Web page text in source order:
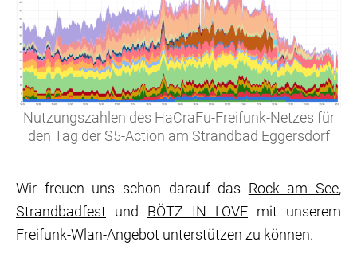
Nutzungszahlen des HaCraFu-Freifunk-Netzes für
den Tag der S5-Action am Strandbad Eggersdorf
Wir freuen uns schon darauf das Rock am See,
Strandbadfest und BÖTZ IN LOVE mit unserem
Freifunk-Wlan-Angebot unterstützen zu können.